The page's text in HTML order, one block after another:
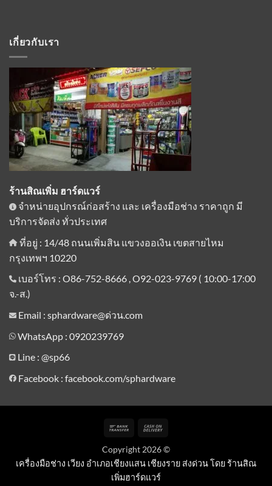
เกี่ยวกับเรา
ร้านสิณเพิ่ม ฮาร์ดแวร์
จำหน่ายอุปกรณ์ก่อสร้าง และ เครื่องมือช่าง ราคาถูก มี
บริการจัดส่ง ทั่วประเทศ
ที่อยู่ : 14/48 ถนนเพิ่มสิน แขวงออเงิน เขตสายไหม
กรุงเทพฯ 10220
เบอร์โทร : O86-752-8666 , O92-023-9769 ( 10:00-17:00
จ.-ส.)
Email : sphardware@ด่วน.com
WhatsApp : 0920239769
Line : @sp66
Facebook : facebook.com/sphardware
Bank
Delivery
Copyright 2026 ©
เครื่องมือช่าง เวียง อำเภอเชียงแสน เชียงราย ส่งด่วน โดย ร้านสิณ
เพิ่มฮาร์ดแวร์